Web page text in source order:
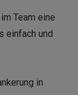
Team eine
einfach und
in